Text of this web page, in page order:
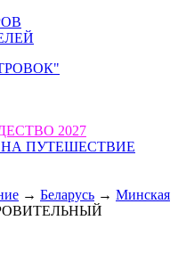
2027
ПУТЕШЕСТВИЕ
→ Беларусь → Минская